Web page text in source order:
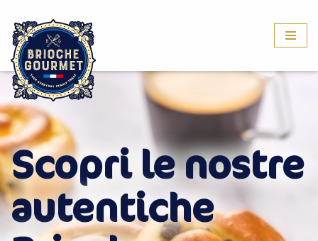
Vai
al
contenuto
Scopri le nostre
autentiche